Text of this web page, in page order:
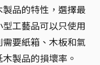
品的特性，選擇最
工藝品可以只使用
要紙箱、木板和氣
製品的損壞率。